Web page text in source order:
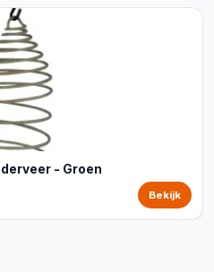
- Groen
Bekijk